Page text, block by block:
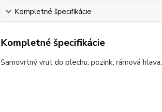
Kompletné špecifikácie
Kompletné špecifikácie
Samovrtný vrut do plechu, pozink, rámová hlava.